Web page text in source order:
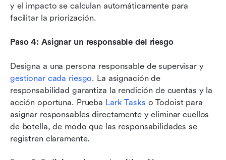
y el impacto se calculan automáticamente para
facilitar la priorización.
Paso 4: Asignar un responsable del riesgo
gestionar cada riesgo. La asignación de
responsabilidad garantiza la rendición de cuentas y la
acción oportuna. Prueba Lark Tasks o Todoist para
asignar responsables directamente y eliminar cuellos
de botella, de modo que las responsabilidades se
registren claramente.